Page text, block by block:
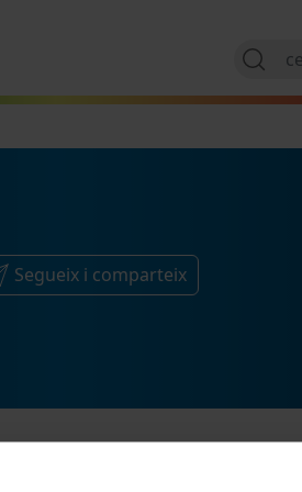
Segueix i comparteix